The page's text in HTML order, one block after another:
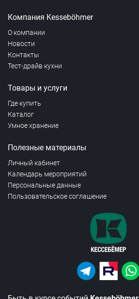
Компания Kesseböhmer
О компании
Новости
Контакты
Тест-драйв кухни
Товары и услуги
Где купить
Каталог
Умное хранение
Полезные материалы
Личный кабинет
Календарь мероприятий
Персональные данные
Пользовательское соглашение